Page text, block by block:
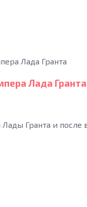
Лада Гранта
Лада Гранта
Гранта и после